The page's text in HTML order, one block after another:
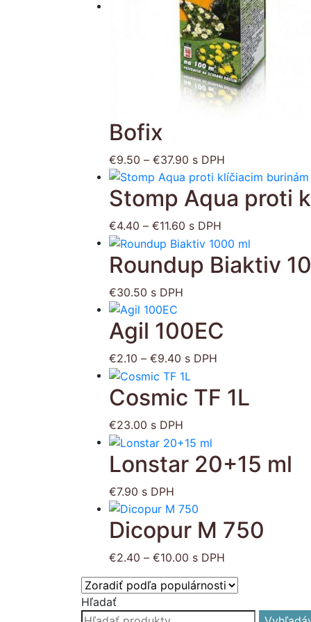
Bofix
€9.50 – €37.90 Price
range:
€9.50
through
€37.90
s DPH
Stomp Aqua proti
€4.40 – €11.60 Price
range:
€4.40
through
s DPH
Roundup Biaktiv
€30.50 s DPH
produkt
má
viacero
variantov.
Možnosti
si
môžete
vybrať
na
stránke
Agil 100EC
€2.10 – €9.40 Price
range:
€2.10
through
€9.40
s DPH
Cosmic TF 1L
€23.00 s DPH
Lonstar 20+15 ml
€7.90 s DPH
produkt
má
viacero
variantov.
Možnosti
si
Dicopur M 750
€2.40 – €10.00 Price
range:
€2.40
through
s DPH
Hľadať
Hľadať: